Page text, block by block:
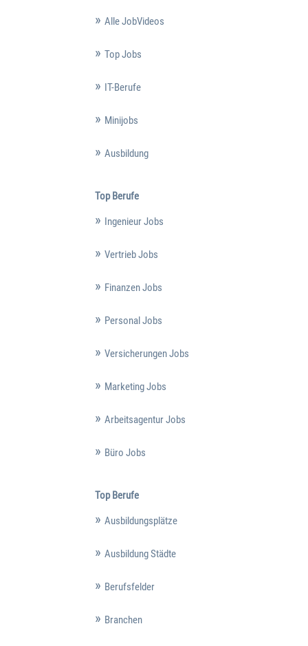
Alle JobVideos
Top Jobs
IT-Berufe
Minijobs
Ausbildung
Top Berufe
Ingenieur Jobs
Vertrieb Jobs
Finanzen Jobs
Personal Jobs
Versicherungen Jobs
Marketing Jobs
Arbeitsagentur Jobs
Büro Jobs
Top Berufe
Ausbildungsplätze
Ausbildung Städte
Berufsfelder
Branchen